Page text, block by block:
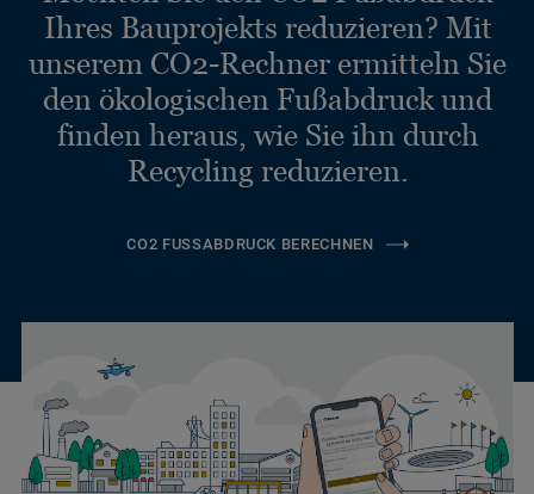
Ihres Bauprojekts reduzieren? Mit
unserem CO2-Rechner ermitteln Sie
den ökologischen Fußabdruck und
finden heraus, wie Sie ihn durch
Recycling reduzieren.
CO2 FUSSABDRUCK BERECHNEN